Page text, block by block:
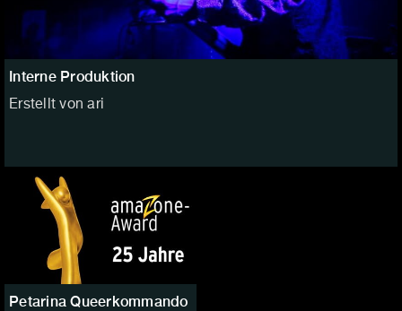
Interne Produktion
Erstellt von ari
Petarina Queerkommando